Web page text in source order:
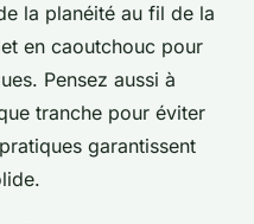
la planéité au fil de la
en caoutchouc pour
Pensez aussi à
tranche pour éviter
garantissent